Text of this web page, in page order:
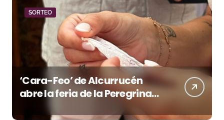
SORTEO
‘Cara-Feo’ de Alcurrucén
abre la feria de la Peregrina